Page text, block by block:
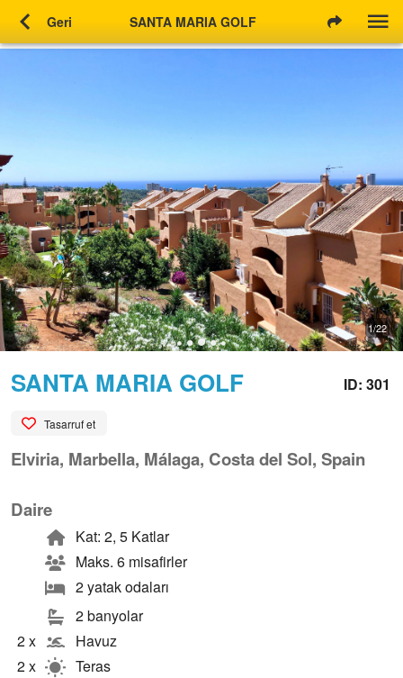
chevron_left Geri SANTA MARIA GOLF
1/22
SANTA MARIA GOLF
Tasarruf et
ID: 301
Elviria, Marbella, Málaga, Costa del Sol, Spain
Daire
Kat: 2, 5 Katlar
Maks. 6 misafirler
2 yatak odaları
2 banyolar
2 x
Havuz
2 x
Teras